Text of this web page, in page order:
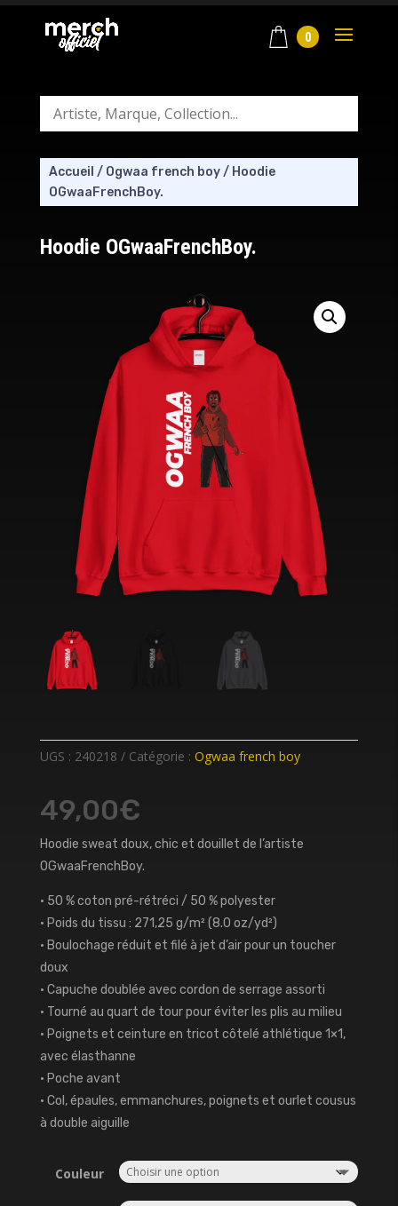
0
Accueil / Ogwaa french boy/ Hoodie
OGwaaFrenchBoy.
Hoodie OGwaaFrenchBoy.
UGS : 240218 Catégorie : Ogwaa french boy
49,00€
Hoodie sweat doux, chic et douillet de l’artiste
OGwaaFrenchBoy.
• 50 % coton pré-rétréci / 50 % polyester
• Poids du tissu : 271,25 g/m² (8.0 oz/yd²)
• Boulochage réduit et filé à jet d’air pour un toucher
doux
• Capuche doublée avec cordon de serrage assorti
• Tourné au quart de tour pour éviter les plis au milieu
• Poignets et ceinture en tricot côtelé athlétique 1×1,
avec élasthanne
• Poche avant
• Col, épaules, emmanchures, poignets et ourlet cousus
à double aiguille
Couleur